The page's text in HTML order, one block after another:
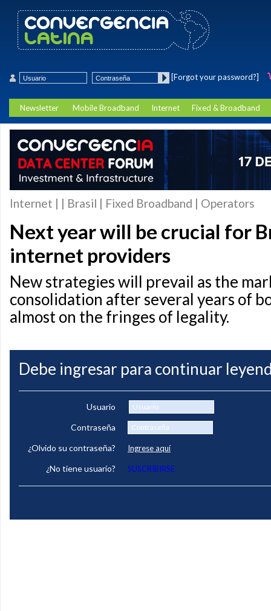
[Forgot your password?]
Newsletter Mobile Broadband Internet Fixed & Broadband
Internet | | Brasil | Fixed Broadband | Operators
Next year will be crucial for
internet providers
New strategies will prevail as the
consolidation after several years of
almost on the fringes of legality.
Debe ingresar para continuar
Usuario
Contraseña
¿Olvido su contraseña?
Ingrese aquí
¿No tiene usuario? SUSCRIBIRSE